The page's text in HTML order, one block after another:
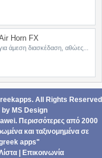
Horn FX
άμεση διασκέδαση, αθώες...
. All Rights Reserved
by MS Design
. Περισσότερες από 2000
και ταξινομημένα σε
apps"
Επικοινωνία